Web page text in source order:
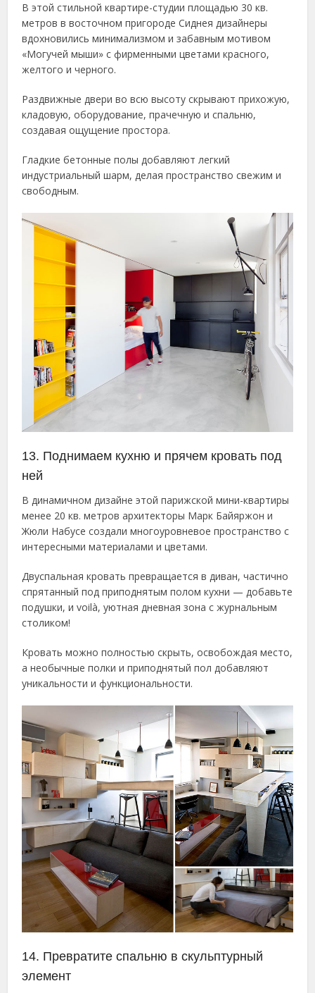
В этой стильной квартире-студии площадью 30 кв.
метров в восточном пригороде Сиднея дизайнеры
вдохновились минимализмом и забавным мотивом
«Могучей мыши» с фирменными цветами красного,
желтого и черного.
Раздвижные двери во всю высоту скрывают прихожую,
кладовую, оборудование, прачечную и спальню,
создавая ощущение простора.
Гладкие бетонные полы добавляют легкий
индустриальный шарм, делая пространство свежим и
свободным.
13. Поднимаем кухню и прячем кровать под
ней
В динамичном дизайне этой парижской мини-квартиры
менее 20 кв. метров архитекторы Марк Байяржон и
Жюли Набусе создали многоуровневое пространство с
интересными материалами и цветами.
Двуспальная кровать превращается в диван, частично
спрятанный под приподнятым полом кухни — добавьте
подушки, и voilà, уютная дневная зона с журнальным
столиком!
Кровать можно полностью скрыть, освобождая место,
а необычные полки и приподнятый пол добавляют
уникальности и функциональности.
14. Превратите спальню в скульптурный
элемент